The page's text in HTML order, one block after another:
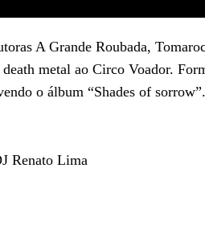
A Grande Roubada,
metal ao Circo Voador.
o álbum “Shades of sorrow”.
Renato Lima